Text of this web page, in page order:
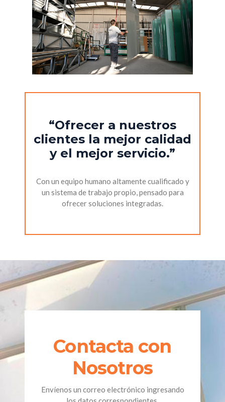
“Ofrecer a nuestros
clientes la mejor calidad
y el mejor servicio.”
Con un equipo humano altamente cualificado y
un sistema de trabajo propio, pensado para
ofrecer soluciones integradas.
Contacta con
Nosotros
Envíenos un correo electrónico ingresando